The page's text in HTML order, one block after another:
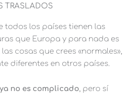
TRASLADOS
todos los países tienen las
que Europa y para nada es
cosas que crees «normales»,
diferentes en otros países.
no es complicado, pero sí